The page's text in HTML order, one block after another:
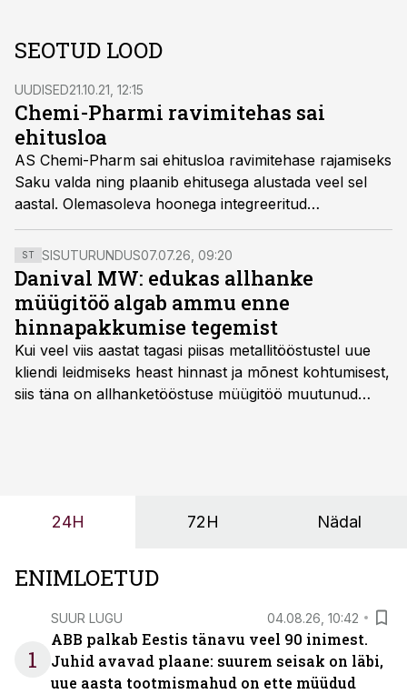
SEOTUD LOOD
UUDISED21.10.21, 12:15
Chemi-Pharmi ravimitehas sai
ehitusloa
AS Chemi-Pharm sai ehitusloa ravimitehase rajamiseks
Saku valda ning plaanib ehitusega alustada veel sel
aastal. Olemasoleva hoonega integreeritud
kolmekorruselise ja 8500 m² farmaatsiatehase
terviklahenduse projekteeris Innopolis Insenerid OÜ,
ehitaja selgub hanke käigus.
ST SISUTURUNDUS07.07.26, 09:20
Danival MW: edukas allhanke
müügitöö algab ammu enne
hinnapakkumise tegemist
Kui veel viis aastat tagasi piisas metallitööstustel uue
kliendi leidmiseks heast hinnast ja mõnest kohtumisest,
siis täna on allhanketööstuse müügitöö muutunud
24H 72H Nädal
ENIMLOETUD
1
SUUR LUGU 04.08.26, 10:42
ABB palkab Eestis tänavu veel 90 inimest.
Juhid avavad plaane: suurem seisak on läbi,
uue aasta tootmismahud on ette müüdud